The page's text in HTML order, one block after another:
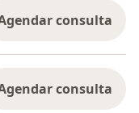
consulta
consulta